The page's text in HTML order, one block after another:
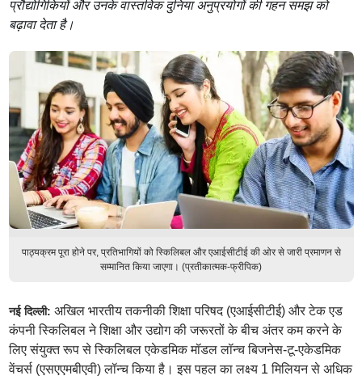
प्रौद्योगिकियों और उनके वास्तविक दुनिया अनुप्रयोगों की गहन समझ को
बढ़ावा देता है।
पाठ्यक्रम पूरा होने पर, प्रतिभागियों को स्किलिबल और एआईसीटीई की ओर से जारी प्रमाणन से
सम्मानित किया जाएगा। (प्रतीकात्मक-फ्रीपिक)
नई दिल्ली: अखिल भारतीय तकनीकी शिक्षा परिषद (एआईसीटीई) और टेक एड
कंपनी स्किलिबल ने शिक्षा और उद्योग की जरूरतों के बीच अंतर कम करने के
लिए संयुक्त रूप से स्किलिबल एकेडमिक मॉडल लॉन्च बिजनेस-टू-एकेडमिक
वेंचर्स (एसएएमबीएवी) लॉन्च किया है। इस पहल का लक्ष्य 1 मिलियन से अधिक